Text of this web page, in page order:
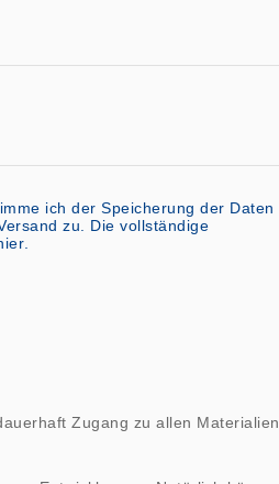
ich der Speicherung der Daten
zu. Die vollständige
Zugang zu allen Materialien